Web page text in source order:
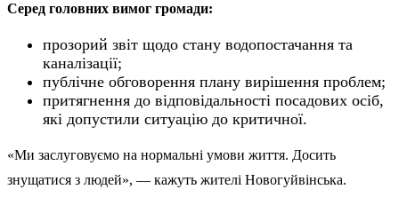
Серед головних вимог громади:
прозорий звіт щодо стану водопостачання та
каналізації;
публічне обговорення плану вирішення проблем;
притягнення до відповідальності посадових осіб,
які допустили ситуацію до критичної.
«Ми заслуговуємо на нормальні умови життя. Досить
знущатися з людей», — кажуть жителі Новогуйвінська.